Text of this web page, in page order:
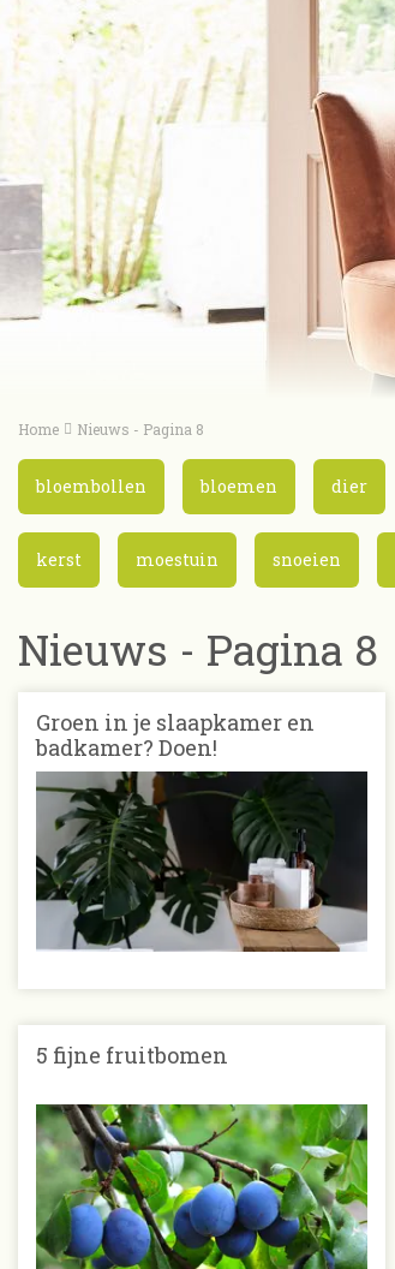
Home Nieuws - Pagina 8
bloembollen bloemen dier
kerst moestuin snoeien
Nieuws - Pagina 8
Groen in je slaapkamer en
badkamer? Doen!
5 fijne fruitbomen